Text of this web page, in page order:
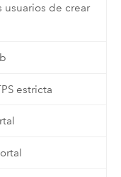
de crear
estricta